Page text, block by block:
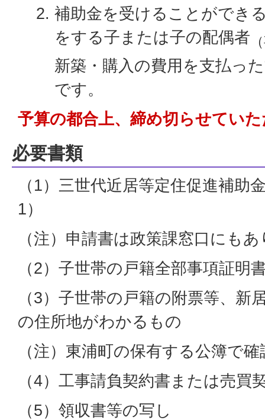
補助金を受けることができ
をする子または子の配偶者
新築・購入の費用を支払っ
です。
予算の都合上、締め切らせてい
必要書類
（1）三世代近居等定住促進補助
1）
（注）申請書は政策課窓口にも
（2）子世帯の戸籍全部事項証明
（3）子世帯の戸籍の附票等、新
の住所地がわかるもの
（注）東浦町の保有する公簿で
（4）工事請負契約書または売買
（5）領収書等の写し